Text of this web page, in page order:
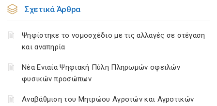
Σχετικά Άρθρα
Ψηφίστηκε το νομοσχέδιο με τις αλλαγές σε στέγαση
και αναπηρία
Νέα Ενιαία Ψηφιακή Πύλη Πληρωμών οφειλών
φυσικών προσώπων
Αναβάθμιση του Μητρώου Αγροτών και Αγροτικών